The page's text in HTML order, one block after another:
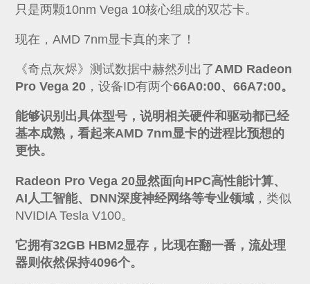
只是两颗10nm Vega 10核心组成的双芯卡。
现在，AMD 7nm显卡真的来了！
《奇点灰烬》测试数据中赫然列出了AMD Radeon
Pro Vega 20 ，设备ID有两个66A0:00、66A7:00。
能够识别出具体型号，说明相关硬件和驱动都已经
基本成熟，看起来AMD 7nm显卡的进程比预想的
更快。
Radeon Pro Vega 20显然面向HPC高性能计算、
AI人工智能、DNN深度神经网络等专业领域 ，类似
NVIDIA Tesla V100。
它拥有32GB HBM2显存，比现在翻一番，流处理
器则依然保持4096个。